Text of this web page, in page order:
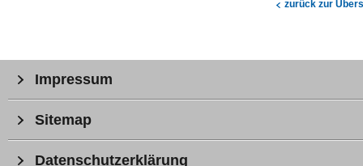
zurück zur
Impressum
Sitemap
Datenschutzerklärung